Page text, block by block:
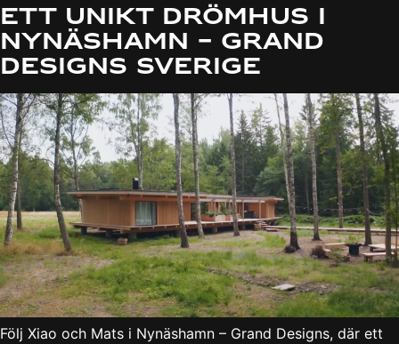
Ett unikt drömhus i
Nynäshamn – Grand
Designs Sverige
Följ Xiao och Mats i Nynäshamn – Grand Designs, där ett